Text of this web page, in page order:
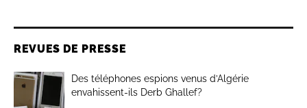
REVUES DE PRESSE
Des téléphones espions venus d’Algérie
envahissent-ils Derb Ghallef?